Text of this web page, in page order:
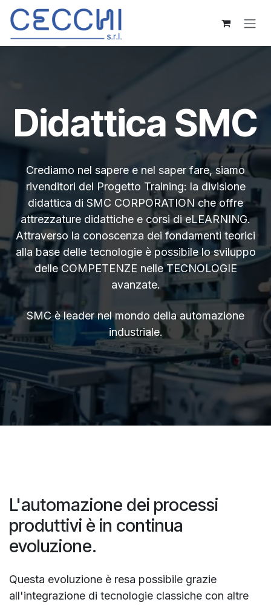
Passa al contenuto
Didattica SMC
Crediamo nel sapere e nel saper fare, siamo
rivenditori del Progetto Training: la divisione
didattica di SMC CORPORATION che offre
attrezzature didattiche e corsi di eLEARNING.
Attraverso la conoscenza dei fondamen​ti teorici
alla base delle tecnologie è possibile lo sviluppo
delle COMPETENZE nelle TECNOLOGIE
avanzate.
SMC è leader nel mondo della automazione
industriale.
L'automazione dei processi
produttivi è in continua
evoluzione.
Questa evoluzione è resa possibile grazie
all'integrazione di tecnologie classiche con altre